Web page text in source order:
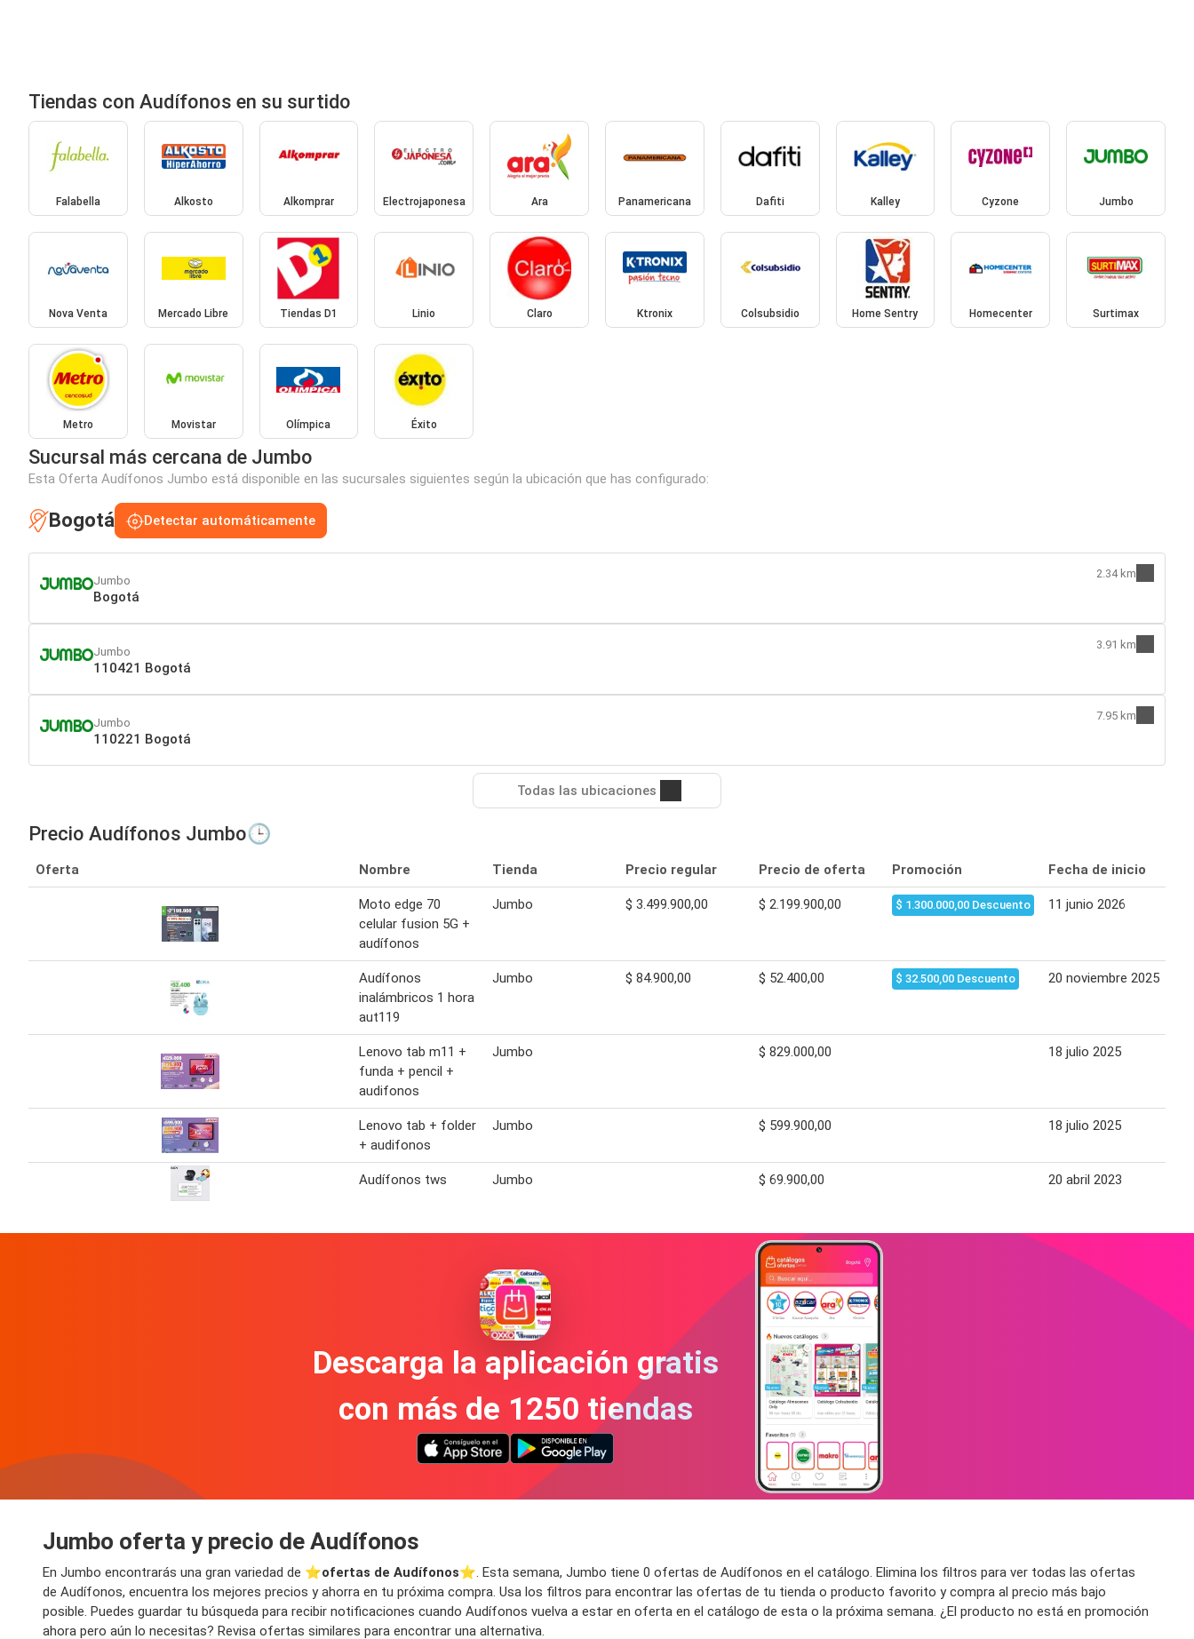
Tiendas con Audífonos en su surtido
Falabella Alkosto Alkomprar Electrojaponesa Ara Panamericana Dafiti Kalley Cyzone Jumbo
Nova Venta Mercado Libre Tiendas D1 Linio Claro Ktronix Colsubsidio Home Sentry Homecenter Surtimax
Metro Movistar Olímpica Éxito
Sucursal más cercana de Jumbo
Esta Oferta Audífonos Jumbo está disponible en las sucursales siguientes según la ubicación que has configurado:
Bogotá Detectar automáticamente
Jumbo
Bogotá
2.34 km
Jumbo
110421 Bogotá
3.91 km
Jumbo
110221 Bogotá
7.95 km
Todas las ubicaciones
Precio Audífonos Jumbo🕒
Oferta Nombre Tienda Precio regular Precio de oferta Promoción Fecha de inicio
Moto edge 70
celular fusion 5G +
audífonos
Jumbo $ 3.499.900,00 $ 2.199.900,00 $ 1.300.000,00 Descuento 11 junio 2026
Audífonos
inalámbricos 1 hora
aut119
Jumbo $ 84.900,00 $ 52.400,00 $ 32.500,00 Descuento 20 noviembre 2025
Lenovo tab m11 +
funda + pencil +
audifonos
Jumbo $ 829.000,00 18 julio 2025
Lenovo tab + folder
+ audifonos
Jumbo $ 599.900,00 18 julio 2025
Audífonos tws Jumbo $ 69.900,00 20 abril 2023
Descarga la aplicación gratis
con más de 1250 tiendas
Jumbo oferta y precio de Audífonos
En Jumbo encontrarás una gran variedad de ⭐️ofertas de Audífonos⭐️. Esta semana, Jumbo tiene 0 ofertas de Audífonos en el catálogo. Elimina los filtros para ver todas las ofertas
de Audífonos, encuentra los mejores precios y ahorra en tu próxima compra. Usa los filtros para encontrar las ofertas de tu tienda o producto favorito y compra al precio más bajo
posible. Puedes guardar tu búsqueda para recibir notificaciones cuando Audífonos vuelva a estar en oferta en el catálogo de esta o la próxima semana. ¿El producto no está en promoción
ahora pero aún lo necesitas? Revisa ofertas similares para encontrar una alternativa.